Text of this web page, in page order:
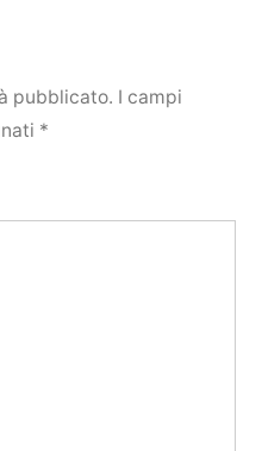
pubblicato. I campi
*